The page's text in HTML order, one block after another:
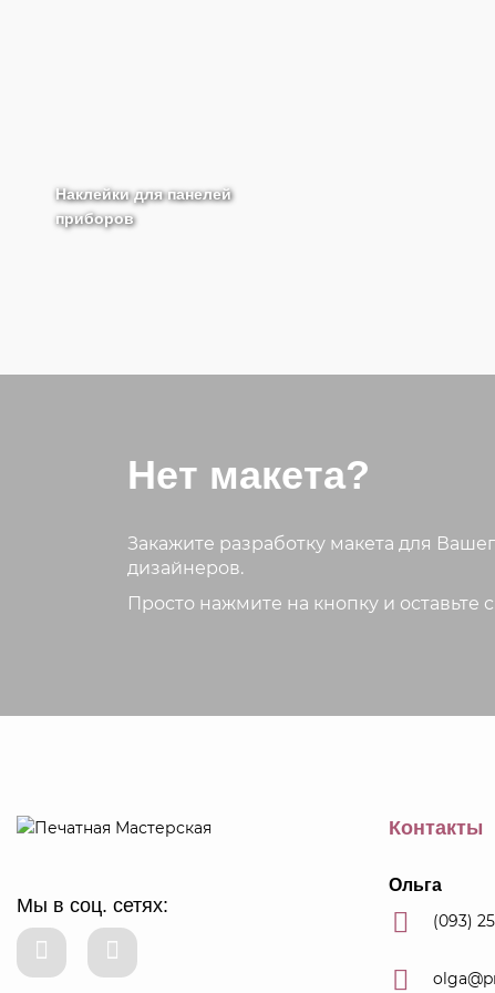
Наклейки для панелей
приборов
Нет макета?
Закажите разработку макета для
дизайнеров.
Просто нажмите на кнопку и оставьте
Мы в соц. сетях:
Контакты
Ольга
(093)